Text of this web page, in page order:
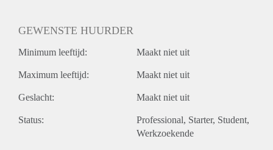
GEWENSTE HUURDER
Minimum leeftijd: Maakt niet uit
Maximum leeftijd: Maakt niet uit
Geslacht: Maakt niet uit
Status: Professional Starter Student
Werkzoekende